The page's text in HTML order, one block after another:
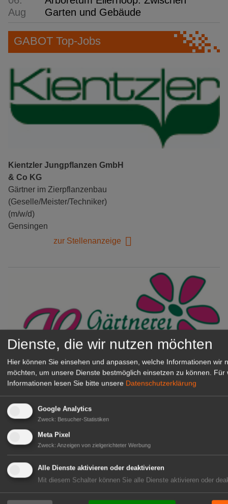
Aug
Garten und Gebäude
GABOT Top-Jobs
Kientzler Jungpflanzen GmbH
& Co KG
Gärtner im Zierpflanzenbau
(Geselle/Meister/Techniker)
(m/w/d)
Gensingen
zur Stellenanzeige
Gärtnerei Hanns
Logistikhalle
Herongen
zur Stellenanzeige
GABOT Immobilienangebote
Dienste, die wir nutzen möchten
Hier können Sie einsehen und anpassen, welche Informationen wir
möchten, um unsere Dienste bestmöglich einsetzen zu können.
Für
Informationen lesen Sie bitte unsere Datenschutzerklärung
Google Analytics
Zweck: Besucher-Statistiken
Meta Pixel
Zweck: Anzeigen von zielgerichteter Werbung
Alle Dienste aktivieren oder deaktivieren
Mit diesem Schalter können Sie alle Dienste aktivieren oder